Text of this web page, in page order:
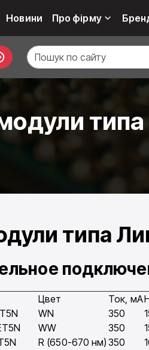
Новини Про фірму
типа
Цвет Ток, мA
WN 350
WW 350
R (650-670 нм) 350